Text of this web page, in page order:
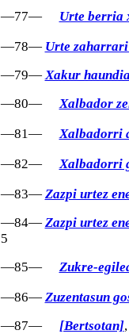
—77—
Urte berria
—78— Urte
—79—Xakur
—80—
Xalbador
—81—
Xalbadorri
—82—
Xalbadorri
—83— Zazpi urtez
—84— Zazpi urtez
5
—85—
Zukre-
—86— Zuzentasun
—87—
[Bertsotan]